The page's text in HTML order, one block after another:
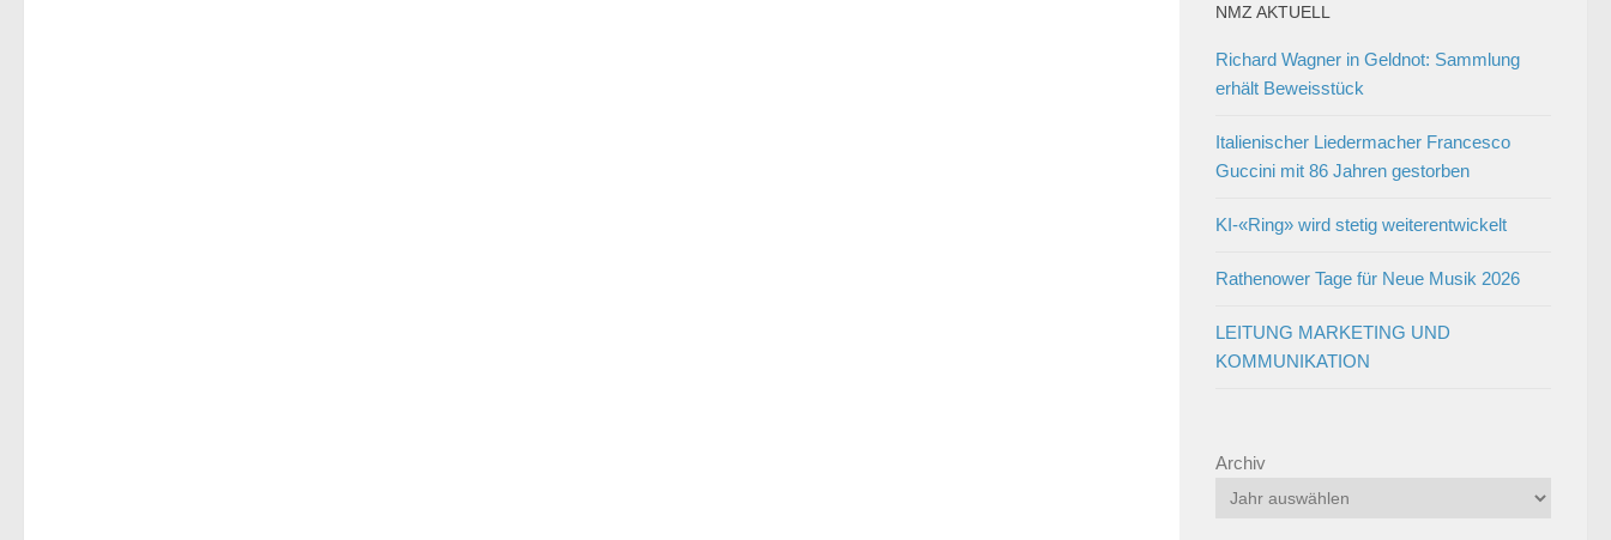
NMZ AKTUELL
Richard Wagner in Geldnot: Sammlung
erhält Beweisstück
Italienischer Liedermacher Francesco
Guccini mit 86 Jahren gestorben
KI-«Ring» wird stetig weiterentwickelt
Rathenower Tage für Neue Musik 2026
LEITUNG MARKETING UND
KOMMUNIKATION
Archiv